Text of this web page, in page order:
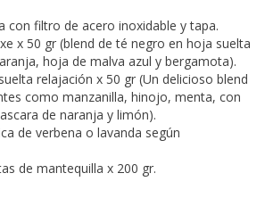
con filtro de acero inoxidable y tapa.
x 50 gr (blend de té negro en hoja suelta
hoja de malva azul y bergamota).
relajación x 50 gr (Un delicioso blend
como manzanilla, hinojo, menta, con
de naranja y limón).
de verbena o lavanda según
de mantequilla x 200 gr.